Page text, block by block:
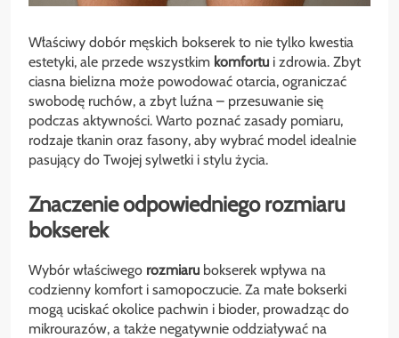
Właściwy dobór męskich bokserek to nie tylko kwestia
estetyki, ale przede wszystkim komfortu i zdrowia. Zbyt
ciasna bielizna może powodować otarcia, ograniczać
swobodę ruchów, a zbyt luźna – przesuwanie się
podczas aktywności. Warto poznać zasady pomiaru,
rodzaje tkanin oraz fasony, aby wybrać model idealnie
pasujący do Twojej sylwetki i stylu życia.
Znaczenie odpowiedniego rozmiaru
bokserek
Wybór właściwego rozmiaru bokserek wpływa na
codzienny komfort i samopoczucie. Za małe bokserki
mogą uciskać okolice pachwin i bioder, prowadząc do
mikrourazów, a także negatywnie oddziaływać na